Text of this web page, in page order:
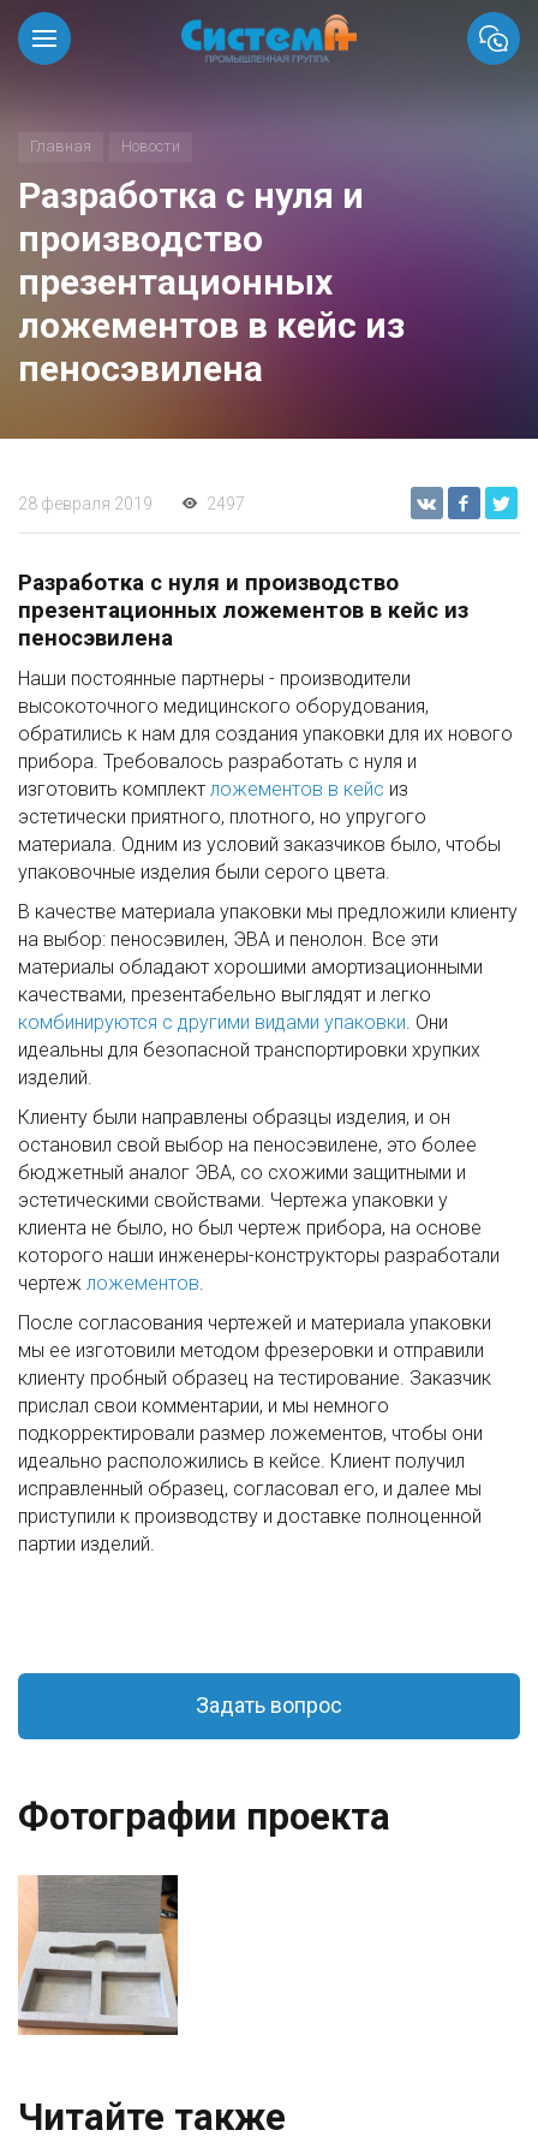
Главная Новости
Разработка с нуля и
производство
презентационных
ложементов в кейс из
пеносэвилена
28 февраля 2019 2497
Разработка с нуля и производство
презентационных ложементов в кейс из
пеносэвилена
Наши постоянные партнеры - производители
высокоточного медицинского оборудования,
обратились к нам для создания упаковки для их нового
прибора. Требовалось разработать с нуля и
изготовить комплект ложементов в кейс из
эстетически приятного, плотного, но упругого
материала. Одним из условий заказчиков было, чтобы
упаковочные изделия были серого цвета.
В качестве материала упаковки мы предложили клиенту
на выбор: пеносэвилен, ЭВА и пенолон. Все эти
материалы обладают хорошими амортизационными
качествами, презентабельно выглядят и легко
комбинируются с другими видами упаковки. Они
идеальны для безопасной транспортировки хрупких
изделий.
Клиенту были направлены образцы изделия, и он
остановил свой выбор на пеносэвилене, это более
бюджетный аналог ЭВА, со схожими защитными и
эстетическими свойствами. Чертежа упаковки у
клиента не было, но был чертеж прибора, на основе
которого наши инженеры-конструкторы разработали
чертеж ложементов.
После согласования чертежей и материала упаковки
мы ее изготовили методом фрезеровки и отправили
клиенту пробный образец на тестирование. Заказчик
прислал свои комментарии, и мы немного
подкорректировали размер ложементов, чтобы они
идеально расположились в кейсе. Клиент получил
исправленный образец, согласовал его, и далее мы
приступили к производству и доставке полноценной
партии изделий.
Задать вопрос
Фотографии проекта
Читайте также